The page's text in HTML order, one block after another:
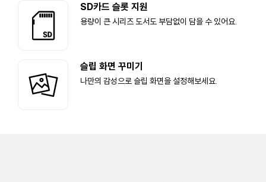
SD카드 슬롯 지원
용량이 큰 시리즈 도서도 부담없이 담을 수 있어요.
슬립 화면 꾸미기
나만의 감성으로 슬립 화면을 설정해보세요.